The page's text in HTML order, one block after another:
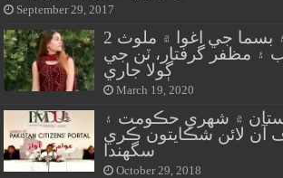
September 29, 2017
دعا منگي ۽ بسما جي اغوا ۾ ملوث 2
۽ مظفر گرفتار، ٽن جي
ڳولا جاري
March 19, 2020
۾ شهري حڪومت ۽
آن لائن شڪايتون ڪري
سگهندا
October 29, 2018